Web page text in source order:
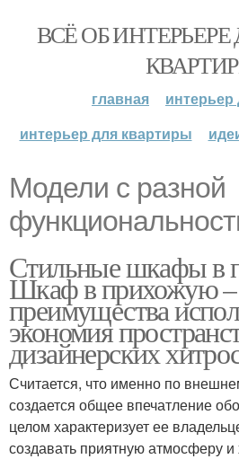
ВСЁ ОБ
главная
интерьер для квартиры
Модели с разной
Стильные шкафы в
Шкаф в прихожую –
преимущества
экономия
дизайнерских
Считается, что именно по
создается общее впечатление
целом характеризует ее
создавать приятную атмосферу